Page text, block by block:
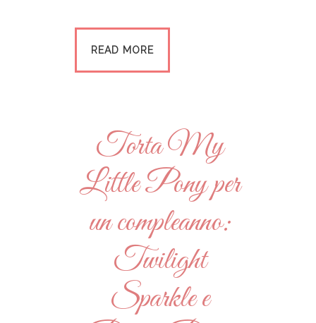
READ MORE
Torta My
Little Pony per
un compleanno:
Twilight
Sparkle e